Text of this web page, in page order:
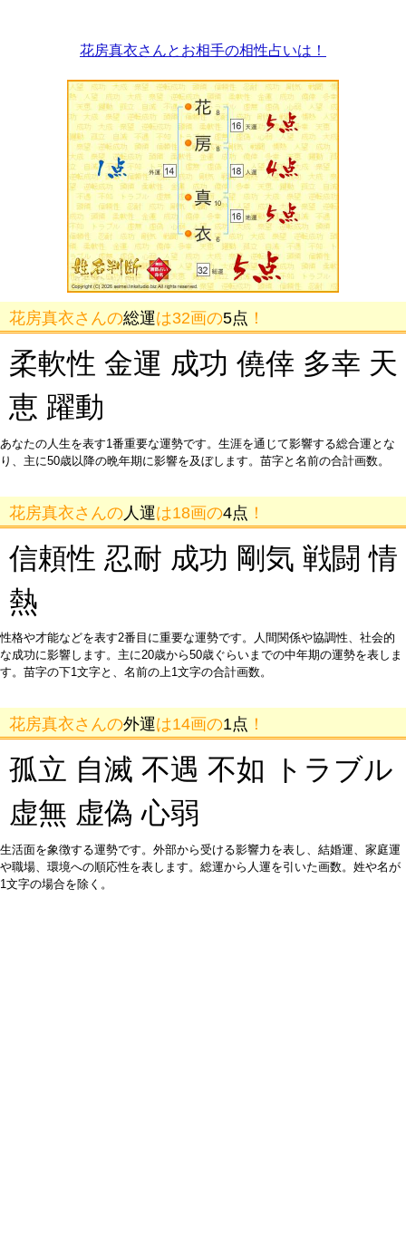
花房真衣さんとお相手の相性占いは！
花房真衣さんの総運は32画の5点 ！
柔軟性 金運 成功 僥倖 多幸 天
恵 躍動
あなたの人生を表す1番重要な運勢です。生涯を通じて影響する総合運とな
り、主に50歳以降の晩年期に影響を及ぼします。苗字と名前の合計画数。
花房真衣さんの 人運は18画の4点 ！
信頼性 忍耐 成功 剛気 戦闘 情
熱
性格や才能などを表す2番目に重要な運勢です。人間関係や協調性、社会的
な成功に影響します。主に20歳から50歳ぐらいまでの中年期の運勢を表しま
す。苗字の下1文字と、名前の上1文字の合計画数。
花房真衣さんの外運は14画の1点 ！
孤立 自滅 不遇 不如 トラブル
虚無 虚偽 心弱
生活面を象徴する運勢です。外部から受ける影響力を表し、結婚運、家庭運
や職場、環境への順応性を表します。総運から人運を引いた画数。姓や名が
1文字の場合を除く。